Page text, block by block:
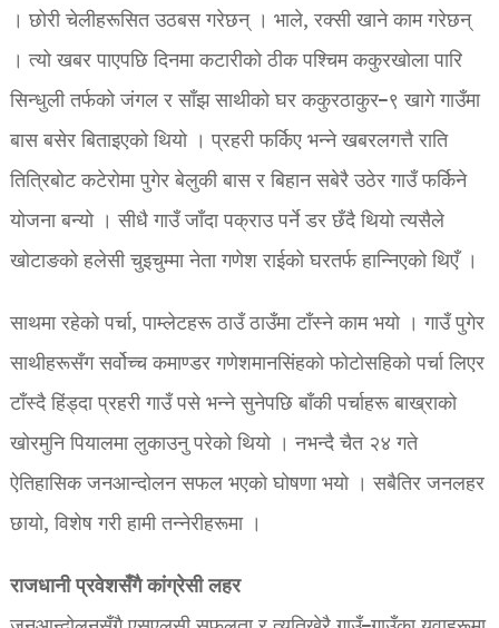
। छोरी चेलीहरूसित उठबस गरेछन् । भाले, रक्सी खाने काम गरेछन्
। त्यो खबर पाएपछि दिनमा कटारीको ठीक पश्चिम ककुरखोला पारि
सिन्धुली तर्फको जंगल र साँझ साथीको घर ककुरठाकुर–९ खागे गाउँमा
बास बसेर बिताइएको थियो । प्रहरी फर्किए भन्ने खबरलगत्तै राति
तित्रिबोट कटेरोमा पुगेर बेलुकी बास र बिहान सबेरै उठेर गाउँ फर्किने
योजना बन्यो । सीधै गाउँ जाँदा पक्राउ पर्ने डर छँदै थियो त्यसैले
खोटाङको हलेसी चुइचुम्मा नेता गणेश राईको घरतर्फ हान्निएको थिएँ ।
साथमा रहेको पर्चा, पाम्लेटहरू ठाउँ ठाउँमा टाँस्ने काम भयो । गाउँ पुगेर
साथीहरूसँग सर्वोच्च कमाण्डर गणेशमानसिंहको फोटोसहिको पर्चा लिएर
टाँस्दै हिंड्दा प्रहरी गाउँ पसे भन्ने सुनेपछि बाँकी पर्चाहरू बाख्राको
खोरमुनि पियालमा लुकाउनु परेको थियो । नभन्दै चैत २४ गते
ऐतिहासिक जनआन्दोलन सफल भएको घोषणा भयो । सबैतिर जनलहर
छायो, विशेष गरी हामी तन्नेरीहरूमा ।
राजधानी प्रवेशसँगै कांग्रेसी लहर